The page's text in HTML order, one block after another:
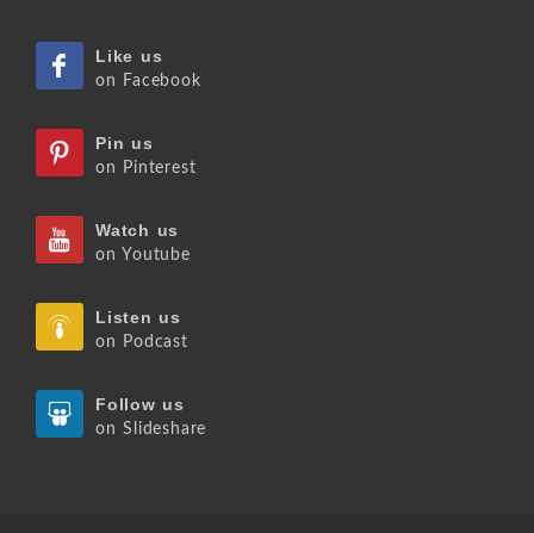
Like us
on Facebook
Pin us
on Pinterest
Watch us
on Youtube
Listen us
on Podcast
Follow us
on Slideshare